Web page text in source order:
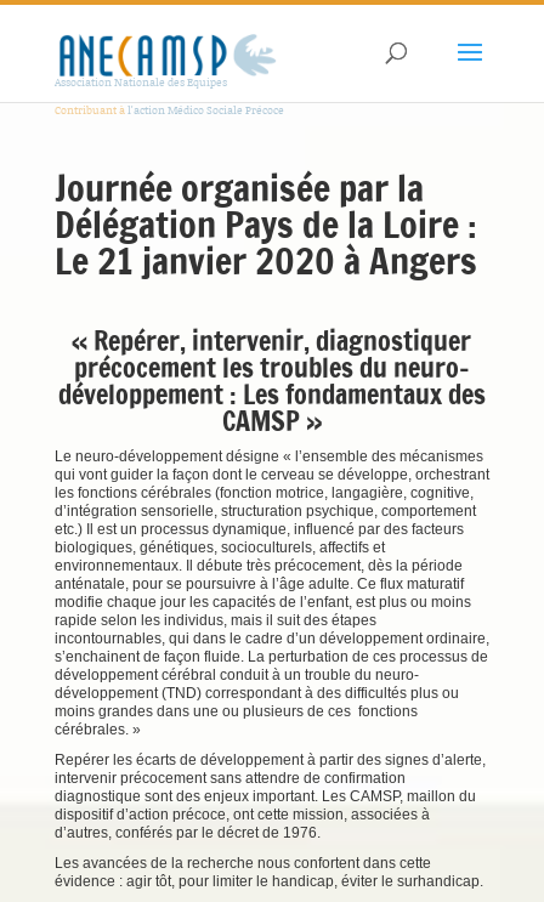
Association Nationale des Equipes
Contribuant àl'action Médico Sociale Précoce
Journée organisée par la
Délégation Pays de la Loire :
Le 21 janvier 2020 à Angers
« Repérer, intervenir, diagnostiquer
précocement les troubles du neuro-
développement : Les fondamentaux des
CAMSP »
Le neuro-développement désigne « l’ensemble des mécanismes
qui vont guider la façon dont le cerveau se développe, orchestrant
les fonctions cérébrales (fonction motrice, langagière, cognitive,
d’intégration sensorielle, structuration psychique, comportement
etc.) Il est un processus dynamique, influencé par des facteurs
biologiques, génétiques, socioculturels, affectifs et
environnementaux. Il débute très précocement, dès la période
anténatale, pour se poursuivre à l’âge adulte. Ce flux maturatif
modifie chaque jour les capacités de l’enfant, est plus ou moins
rapide selon les individus, mais il suit des étapes
incontournables, qui dans le cadre d’un développement ordinaire,
s’enchainent de façon fluide. La perturbation de ces processus de
développement cérébral conduit à un trouble du neuro-
développement (TND) correspondant à des difficultés plus ou
moins grandes dans une ou plusieurs de ces fonctions
cérébrales. »
Repérer les écarts de développement à partir des signes d’alerte,
intervenir précocement sans attendre de confirmation
diagnostique sont des enjeux important. Les CAMSP, maillon du
dispositif d’action précoce, ont cette mission, associées à
d’autres, conférés par le décret de 1976.
Les avancées de la recherche nous confortent dans cette
évidence : agir tôt, pour limiter le handicap, éviter le surhandicap.